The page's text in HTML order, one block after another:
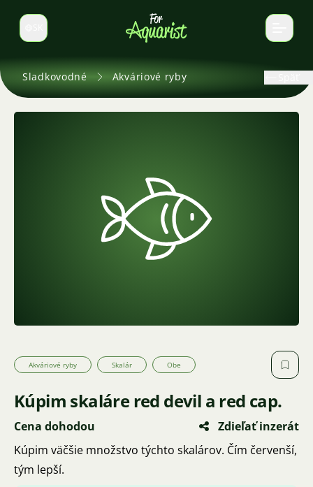
Prepnúť jazyk
Sladkovodné Akváriové ryby
Akváriové ryby Skalár Obe
Kúpim skaláre red devil a red cap.
Cena dohodou
Zdieľať inzerát
Kúpim väčšie množstvo týchto skalárov. Čím červenší,
tým lepší.